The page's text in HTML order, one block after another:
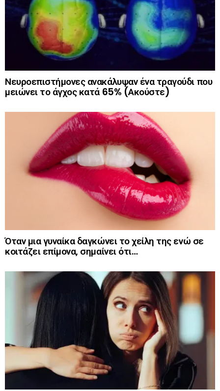
Νευροεπιστήμονες ανακάλυψαν ένα τραγούδι που
μειώνει το άγχος κατά 65% (Ακούστε)
Όταν μια γυναίκα δαγκώνει το χείλη της ενώ σε
κοιτάζει επίμονα, σημαίνει ότι…